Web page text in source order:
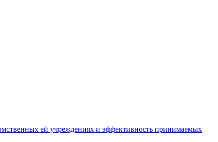
ей учреждениях и эффективность принимаемых